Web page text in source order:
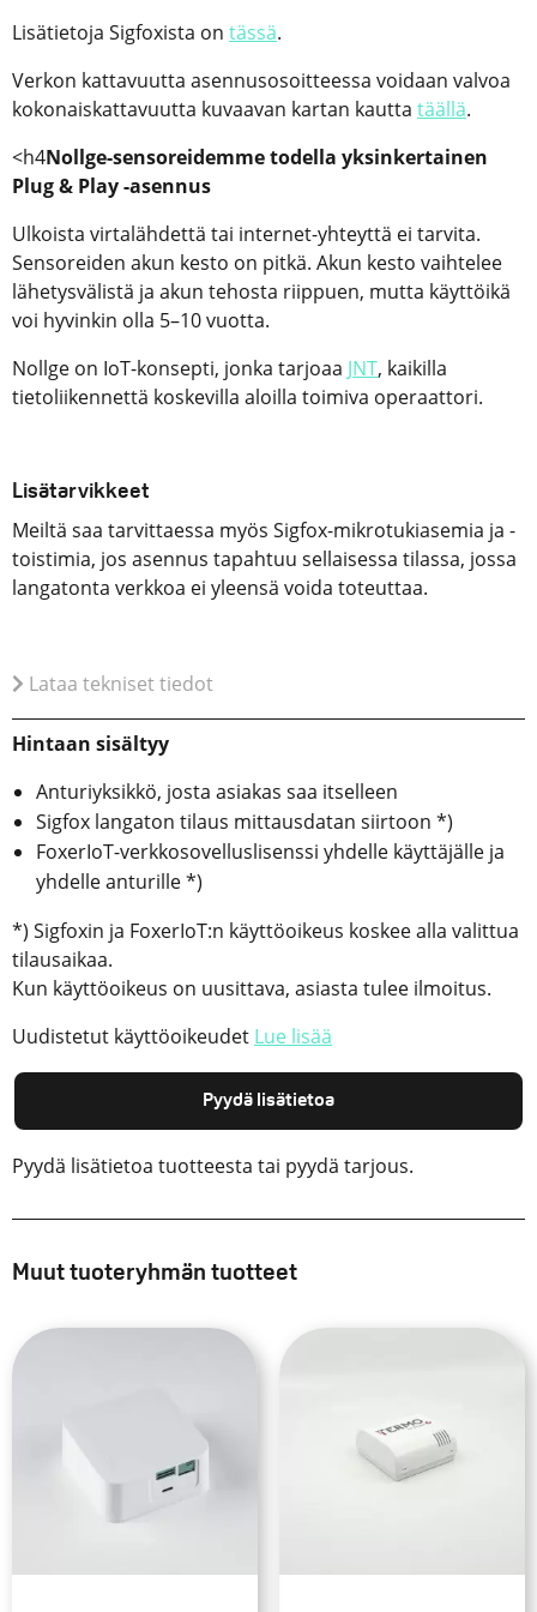
Lisätietoja Sigfoxista on tässä.
Verkon kattavuutta asennusosoitteessa voidaan valvoa
kokonaiskattavuutta kuvaavan kartan kautta täällä.
<h4Nollge-sensoreidemme todella yksinkertainen
Plug & Play -asennus
Ulkoista virtalähdettä tai internet-yhteyttä ei tarvita.
Sensoreiden akun kesto on pitkä. Akun kesto vaihtelee
lähetysvälistä ja akun tehosta riippuen, mutta käyttöikä
voi hyvinkin olla 5–10 vuotta.
Nollge on IoT-konsepti, jonka tarjoaa JNT, kaikilla
tietoliikennettä koskevilla aloilla toimiva operaattori.
Lisätarvikkeet
Meiltä saa tarvittaessa myös Sigfox-mikrotukiasemia ja -
toistimia, jos asennus tapahtuu sellaisessa tilassa, jossa
langatonta verkkoa ei yleensä voida toteuttaa.
Lataa tekniset tiedot
Hintaan sisältyy
Anturiyksikkö, josta asiakas saa itselleen
Sigfox langaton tilaus mittausdatan siirtoon *)
FoxerIoT-verkkosovelluslisenssi yhdelle käyttäjälle ja
yhdelle anturille *)
*) Sigfoxin ja FoxerIoT:n käyttöoikeus koskee alla valittua
tilausaikaa.
Kun käyttöoikeus on uusittava, asiasta tulee ilmoitus.
Uudistetut käyttöoikeudet Lue lisää
Pyydä lisätietoa
Pyydä lisätietoa tuotteesta tai pyydä tarjous.
Muut tuoteryhmän tuotteet
on
useampi
useampi